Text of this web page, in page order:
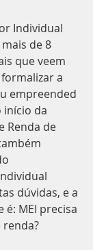
Individual
de 8
que veem
a
empreended
início da
Renda de
dúvidas, e a
MEI precisa